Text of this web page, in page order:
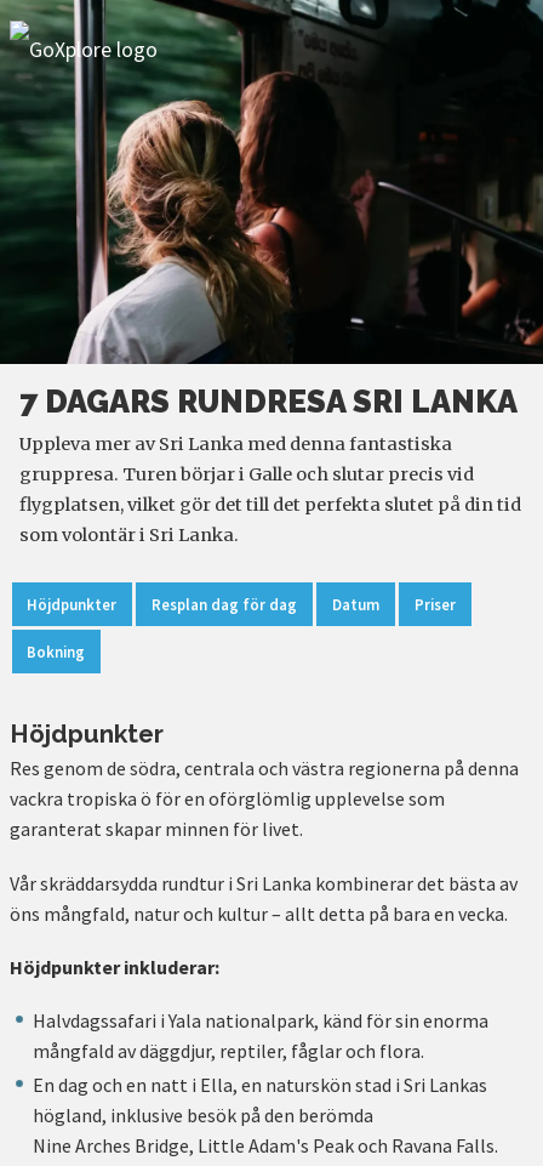
7 DAGARS RUNDRESA SRI LANKA
Uppleva mer av Sri Lanka med denna fantastiska
gruppresa. Turen börjar i Galle och slutar precis vid
flygplatsen, vilket gör det till det perfekta slutet på din tid
som volontär i Sri Lanka.
Höjdpunkter Resplan dag för dag Datum Priser
Bokning
Höjdpunkter
Res genom de södra, centrala och västra regionerna på denna
vackra tropiska ö för en oförglömlig upplevelse som
garanterat skapar minnen för livet.
Vår skräddarsydda rundtur i Sri Lanka kombinerar det bästa av
öns mångfald, natur och kultur – allt detta på bara en vecka.
Höjdpunkter inkluderar:
Halvdagssafari i Yala nationalpark, känd för sin enorma
mångfald av däggdjur, reptiler, fåglar och flora.
En dag och en natt i Ella, en naturskön stad i Sri Lankas
högland, inklusive besök på den berömda
Nine Arches Bridge, Little Adam's Peak och Ravana Falls.